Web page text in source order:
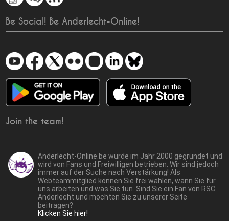
Be Social! Be Anderlecht-Online!
Join the team!
Anderlecht-Online.be wurde im Jahr 2000 gegründet und
wird von Fans und Freiwilligen betrieben. Wir sind jedoch
immer auf der Suche nach Verstärkung! Als
Webteammitglied können Sie frei wählen, wann Sie für
uns arbeiten und was Sie tun. Sind Sie ein Fan von RSC
Anderlecht und möchten Sie zu unserer Seite
beitragen?
Klicken Sie hier!